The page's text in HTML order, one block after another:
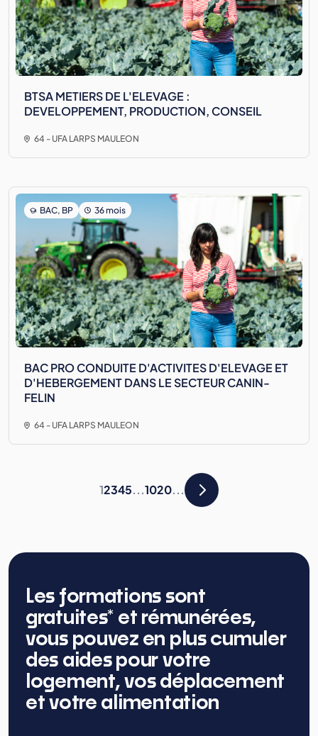
BTSA METIERS DE L'ELEVAGE :
DEVELOPPEMENT, PRODUCTION, CONSEIL
64 - UFA LARPS MAULEON
BAC, BP 36 mois
BAC PRO CONDUITE D'ACTIVITES D'ELEVAGE ET
D'HEBERGEMENT DANS LE SECTEUR CANIN-
FELIN
64 - UFA LARPS MAULEON
12345...1020...
Les formations sont
gratuites* et rémunérées,
vous pouvez en plus cumuler
des aides pour votre
logement, vos déplacement
et votre alimentation